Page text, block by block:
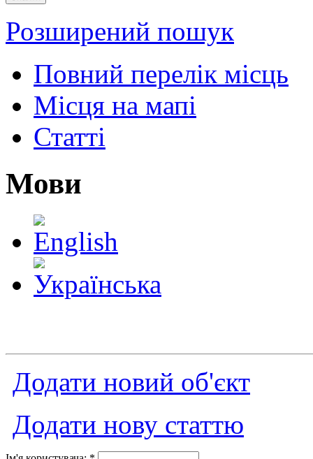
Розширений пошук
Повний перелік місць
Місця на мапі
Статті
Мови
Додати новий об'єкт
Додати нову статтю